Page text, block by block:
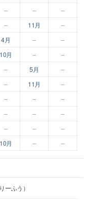
– –
–
– 11月 –
4月 –
–
10月 – –
– 5月
–
– 11月 –
– –
–
– – –
– –
–
10月 – –
ーふう）